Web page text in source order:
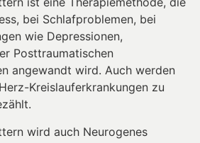
bei Schlafproblemen, bei
wie Depressionen,
Posttraumatischen
angewandt wird. Auch werden
Kreislauferkrankungen zu
wird auch Neurogenes